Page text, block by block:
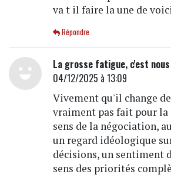
va t il faire la une de
Répondre
La grosse fatigue, c'est
04/12/2025 à 13:09
Vivement qu'il change
vraiment pas fait pour
sens de la négociation,
un regard idéologique
décisions, un sentiment
sens des priorités